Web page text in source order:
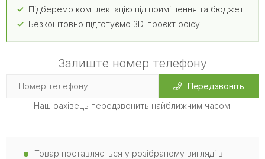
Підберемо комплектацію під приміщення та бюджет
Безкоштовно підготуємо 3D-проєкт офісу
Залиште номер телефону
Передзвоніть
Наш фахівець передзвонить найближчим часом.
Товар поставляється у розібраному вигляді в